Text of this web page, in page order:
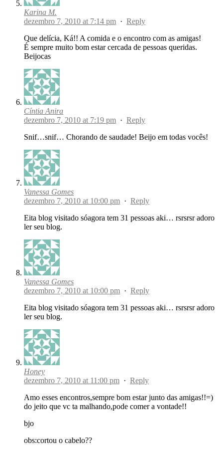
Karina M.
dezembro 7, 2010 at 7:14 pm · Reply
Que delícia, Ká!! A comida e o encontro com as amigas!
É sempre muito bom estar cercada de pessoas queridas.
Beijocas
Cíntia Anira
dezembro 7, 2010 at 7:19 pm · Reply
Snif…snif… Chorando de saudade! Beijo em todas vocês!
Vanessa Gomes
dezembro 7, 2010 at 10:00 pm · Reply
Eita blog visitado sóagora tem 31 pessoas aki… rsrsrsr adoro
ler seu blog.
Vanessa Gomes
dezembro 7, 2010 at 10:00 pm · Reply
Eita blog visitado sóagora tem 31 pessoas aki… rsrsrsr adoro
ler seu blog.
Honey
dezembro 7, 2010 at 11:00 pm · Reply
Amo esses encontros,sempre bom estar junto das amigas!!=)
do jeito que vc ta malhando,pode comer a vontade!!
bjo
obs:cortou o cabelo??